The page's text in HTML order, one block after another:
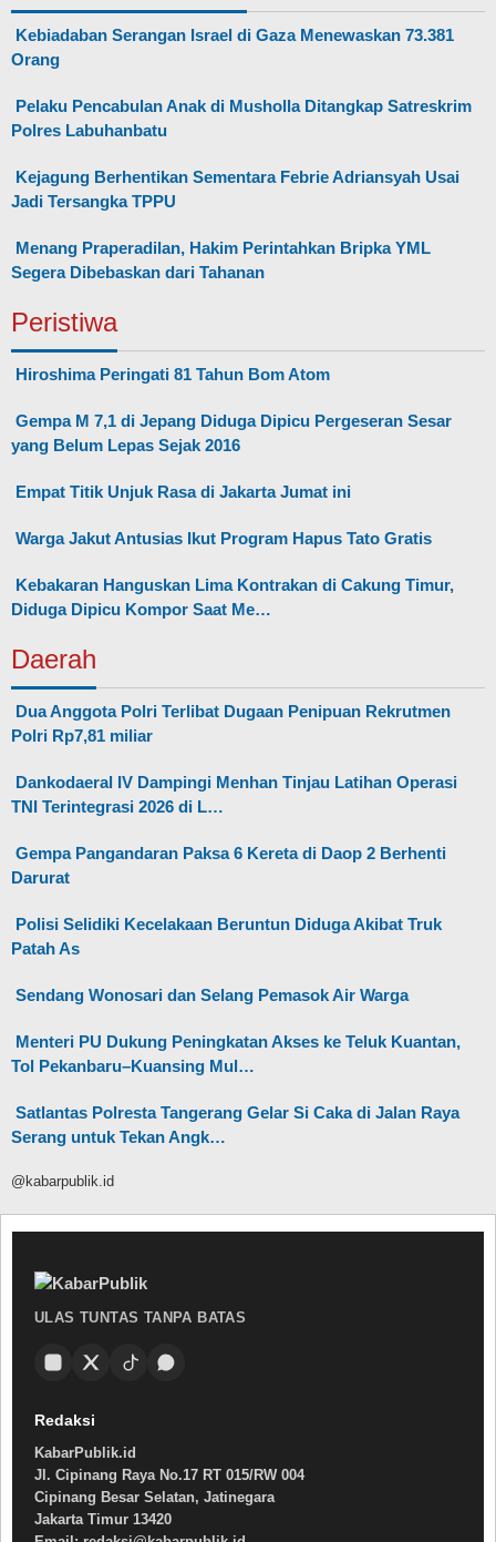
Kebiadaban Serangan Israel di Gaza Menewaskan 73.381
Orang
Pelaku Pencabulan Anak di Musholla Ditangkap Satreskrim
Polres Labuhanbatu
Kejagung Berhentikan Sementara Febrie Adriansyah Usai
Jadi Tersangka TPPU
Menang Praperadilan, Hakim Perintahkan Bripka YML
Segera Dibebaskan dari Tahanan
Peristiwa
Hiroshima Peringati 81 Tahun Bom Atom
Gempa M 7,1 di Jepang Diduga Dipicu Pergeseran Sesar
yang Belum Lepas Sejak 2016
Empat Titik Unjuk Rasa di Jakarta Jumat ini
Warga Jakut Antusias Ikut Program Hapus Tato Gratis
Kebakaran Hanguskan Lima Kontrakan di Cakung Timur,
Diduga Dipicu Kompor Saat Me…
Daerah
Dua Anggota Polri Terlibat Dugaan Penipuan Rekrutmen
Polri Rp7,81 miliar
Dankodaeral IV Dampingi Menhan Tinjau Latihan Operasi
TNI Terintegrasi 2026 di L…
Gempa Pangandaran Paksa 6 Kereta di Daop 2 Berhenti
Darurat
Polisi Selidiki Kecelakaan Beruntun Diduga Akibat Truk
Patah As
Sendang Wonosari dan Selang Pemasok Air Warga
Menteri PU Dukung Peningkatan Akses ke Teluk Kuantan,
Tol Pekanbaru–Kuansing Mul…
Satlantas Polresta Tangerang Gelar Si Caka di Jalan Raya
Serang untuk Tekan Angk…
@kabarpublik.id
ULAS TUNTAS TANPA BATAS
Redaksi
KabarPublik.id
Jl. Cipinang Raya No.17 RT 015/RW 004
Cipinang Besar Selatan, Jatinegara
Jakarta Timur 13420